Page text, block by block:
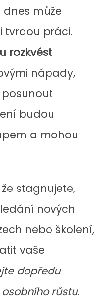
může
tvrdou práci.
rozkvést
nápady,
budou
a mohou
stagnujete,
nových
nebo školení,
vaše
dopředu
růstu.